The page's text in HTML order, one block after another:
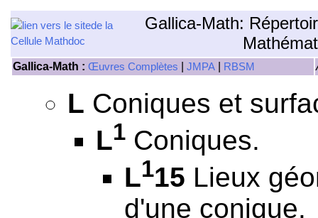
Gallica-Math:
Gallica-Math : Œuvres Complètes JMPA RBSM
L Coniques et
L1 Coniques.
L115 Lieux
d'une conique.